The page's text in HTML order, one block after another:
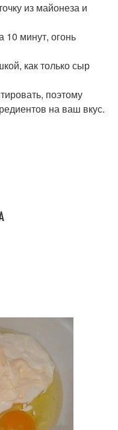
из майонеза и
10 минут, огонь
как только сыр
поэтому
на ваш вкус.